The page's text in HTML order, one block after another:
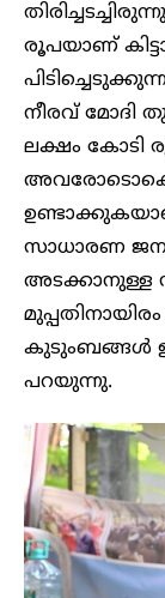
രൂപയാണ്
നീരവ് മോദി
ലക്ഷം കോടി
സാധാരണ
അടക്കാനുള്ള
കുടുംബങ്ങൾ
പറയുന്നു.